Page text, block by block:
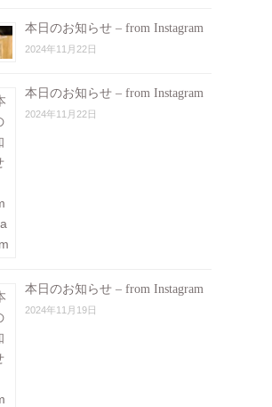
本日のお知らせ – from Instagram
2024年11月22日
本日のお知らせ – from Instagram
2024年11月22日
本日のお知らせ – from Instagram
2024年11月19日